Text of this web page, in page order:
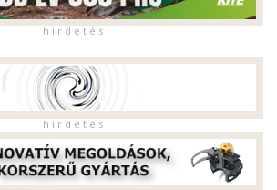
h i r d e t é s
h i r d e t é s